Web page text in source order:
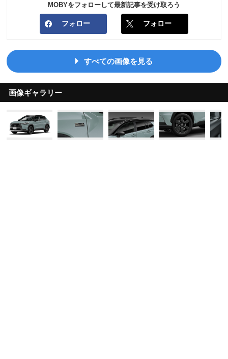
MOBYをフォローして最新記事を受け取ろう
フォロー フォロー
すべての画像を見る
画像ギャラリー